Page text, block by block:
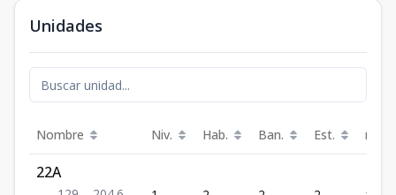
Unidades
Nombre Niv. Hab. Ban. Est. m²
22A